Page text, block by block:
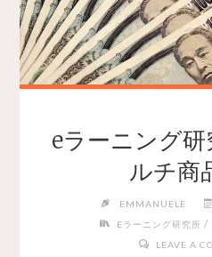
eラーニング
ルチ商
EMMANUELE
Eラーニング研究所 /
LEAVE A